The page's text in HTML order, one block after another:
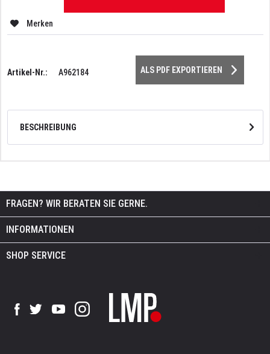
Merken
Artikel-Nr.: A962184 ALS PDF EXPORTIEREN
BESCHREIBUNG
FRAGEN? WIR BERATEN SIE GERNE.
INFORMATIONEN
SHOP SERVICE